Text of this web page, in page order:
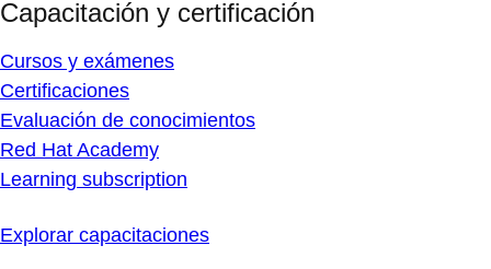
Capacitación y certificación
Cursos y exámenes
Certificaciones
Evaluación de conocimientos
Red Hat Academy
Learning subscription
Explorar capacitaciones